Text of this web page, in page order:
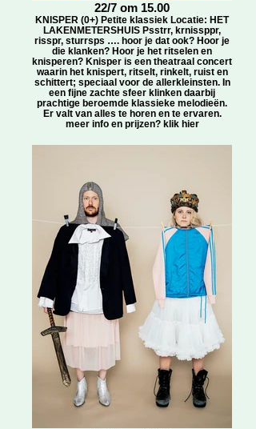
22/7 om 15.00
KNISPER (0+) Petite klassiek Locatie: HET
LAKENMETERSHUIS Psstrr, krnissppr,
risspr, sturrsps …. hoor je dat ook? Hoor je
die klanken? Hoor je het ritselen en
knisperen? Knisper is een theatraal concert
waarin het knispert, ritselt, rinkelt, ruist en
schittert; speciaal voor de allerkleinsten. In
een fijne zachte sfeer klinken daarbij
prachtige beroemde klassieke melodieën.
Er valt van alles te horen en te ervaren.
meer info en prijzen? klik hier